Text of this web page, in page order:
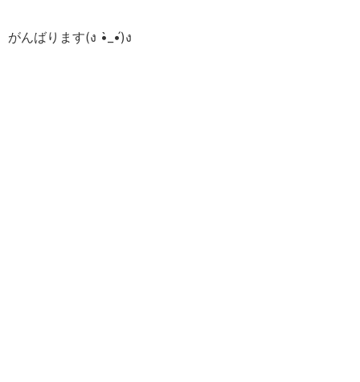
がんばります(ง •̀_•́)ง